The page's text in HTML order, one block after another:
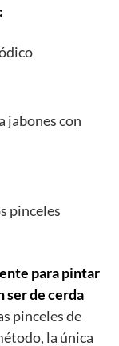
jabones con
pinceles
para pintar
ser de cerda
pinceles de
la única